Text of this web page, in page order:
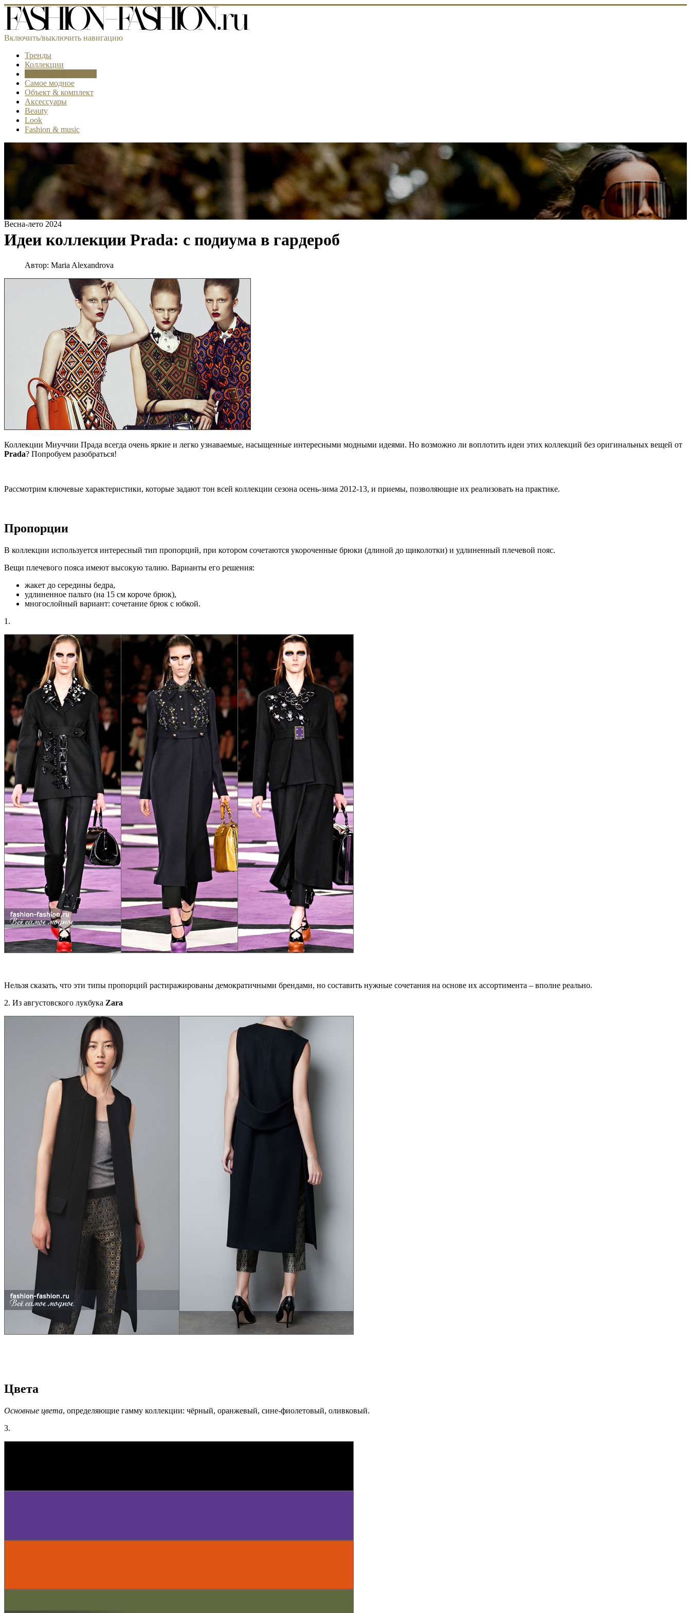
Включить/выключить навигацию
Тренды
Коллекции
Самое модное
Объект & комплект
Аксессуары
Beauty
Look
Fashion & music
Весна-лето 2024
Идеи коллекции Prada: с подиума в гардероб
Автор: Maria Alexandrova
Коллекции Миуччии Прада всегда очень яркие и легко узнаваемые, насыщенные интересными модными идеями. Но возможно ли воплотить идеи этих коллекций без оригинальных вещей от
Prada? Попробуем разобраться!
Рассмотрим ключевые характеристики, которые задают тон всей коллекции сезона осень-зима 2012-13, и приемы, позволяющие их реализовать на практике.
Пропорции
В коллекции используется интересный тип пропорций, при котором сочетаются укороченные брюки (длиной до щиколотки) и удлиненный плечевой пояс.
Вещи плечевого пояса имеют высокую талию. Варианты его решения:
жакет до середины бедра,
удлиненное пальто (на 15 см короче брюк),
многослойный вариант: сочетание брюк с юбкой.
1.
Нельзя сказать, что эти типы пропорций растиражированы демократичными брендами, но составить нужные сочетания на основе их ассортимента – вполне реально.
2. Из августовского лукбука Zara
Цвета
Основные цвета, определяющие гамму коллекции: чёрный, оранжевый, сине-фиолетовый, оливковый.
3.